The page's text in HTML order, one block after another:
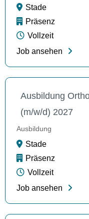
Stade
Präsenz
Vollzeit
Job ansehen
Ausbildung
(m/w/d) 2027
Ausbildung
Stade
Präsenz
Vollzeit
Job ansehen